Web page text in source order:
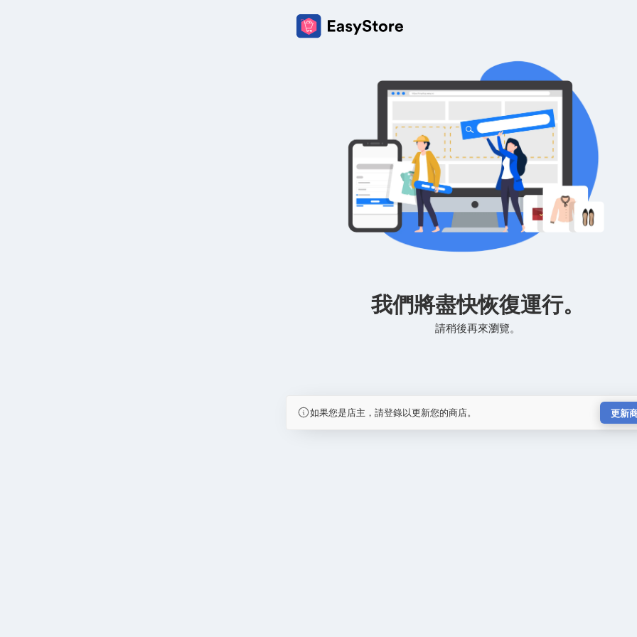
我們將盡快恢復運行。
請稍後再來瀏覽。
如果您是店主，請登錄以更新您的商店。 更新